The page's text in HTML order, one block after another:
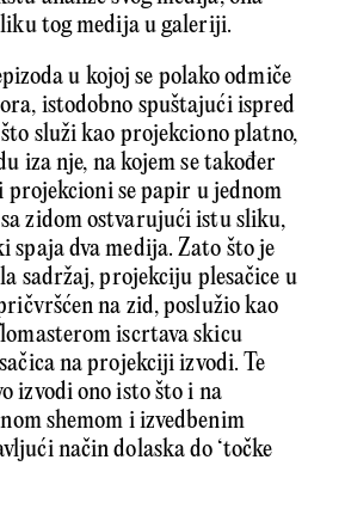
tog medija u galeriji.
u kojoj se polako odmiče
istodobno spuštajući ispred
služi kao projekciono platno,
iza nje, na kojem se također
se papir u jednom
zidom ostvarujući istu sliku,
spaja dva medija. Zato što je
sadržaj, projekciju plesačice u
na zid, poslužio kao
iscrtava skicu
na projekciji izvodi. Te
izvodi ono isto što i na
shemom i izvedbenim
način dolaska do ‘točke